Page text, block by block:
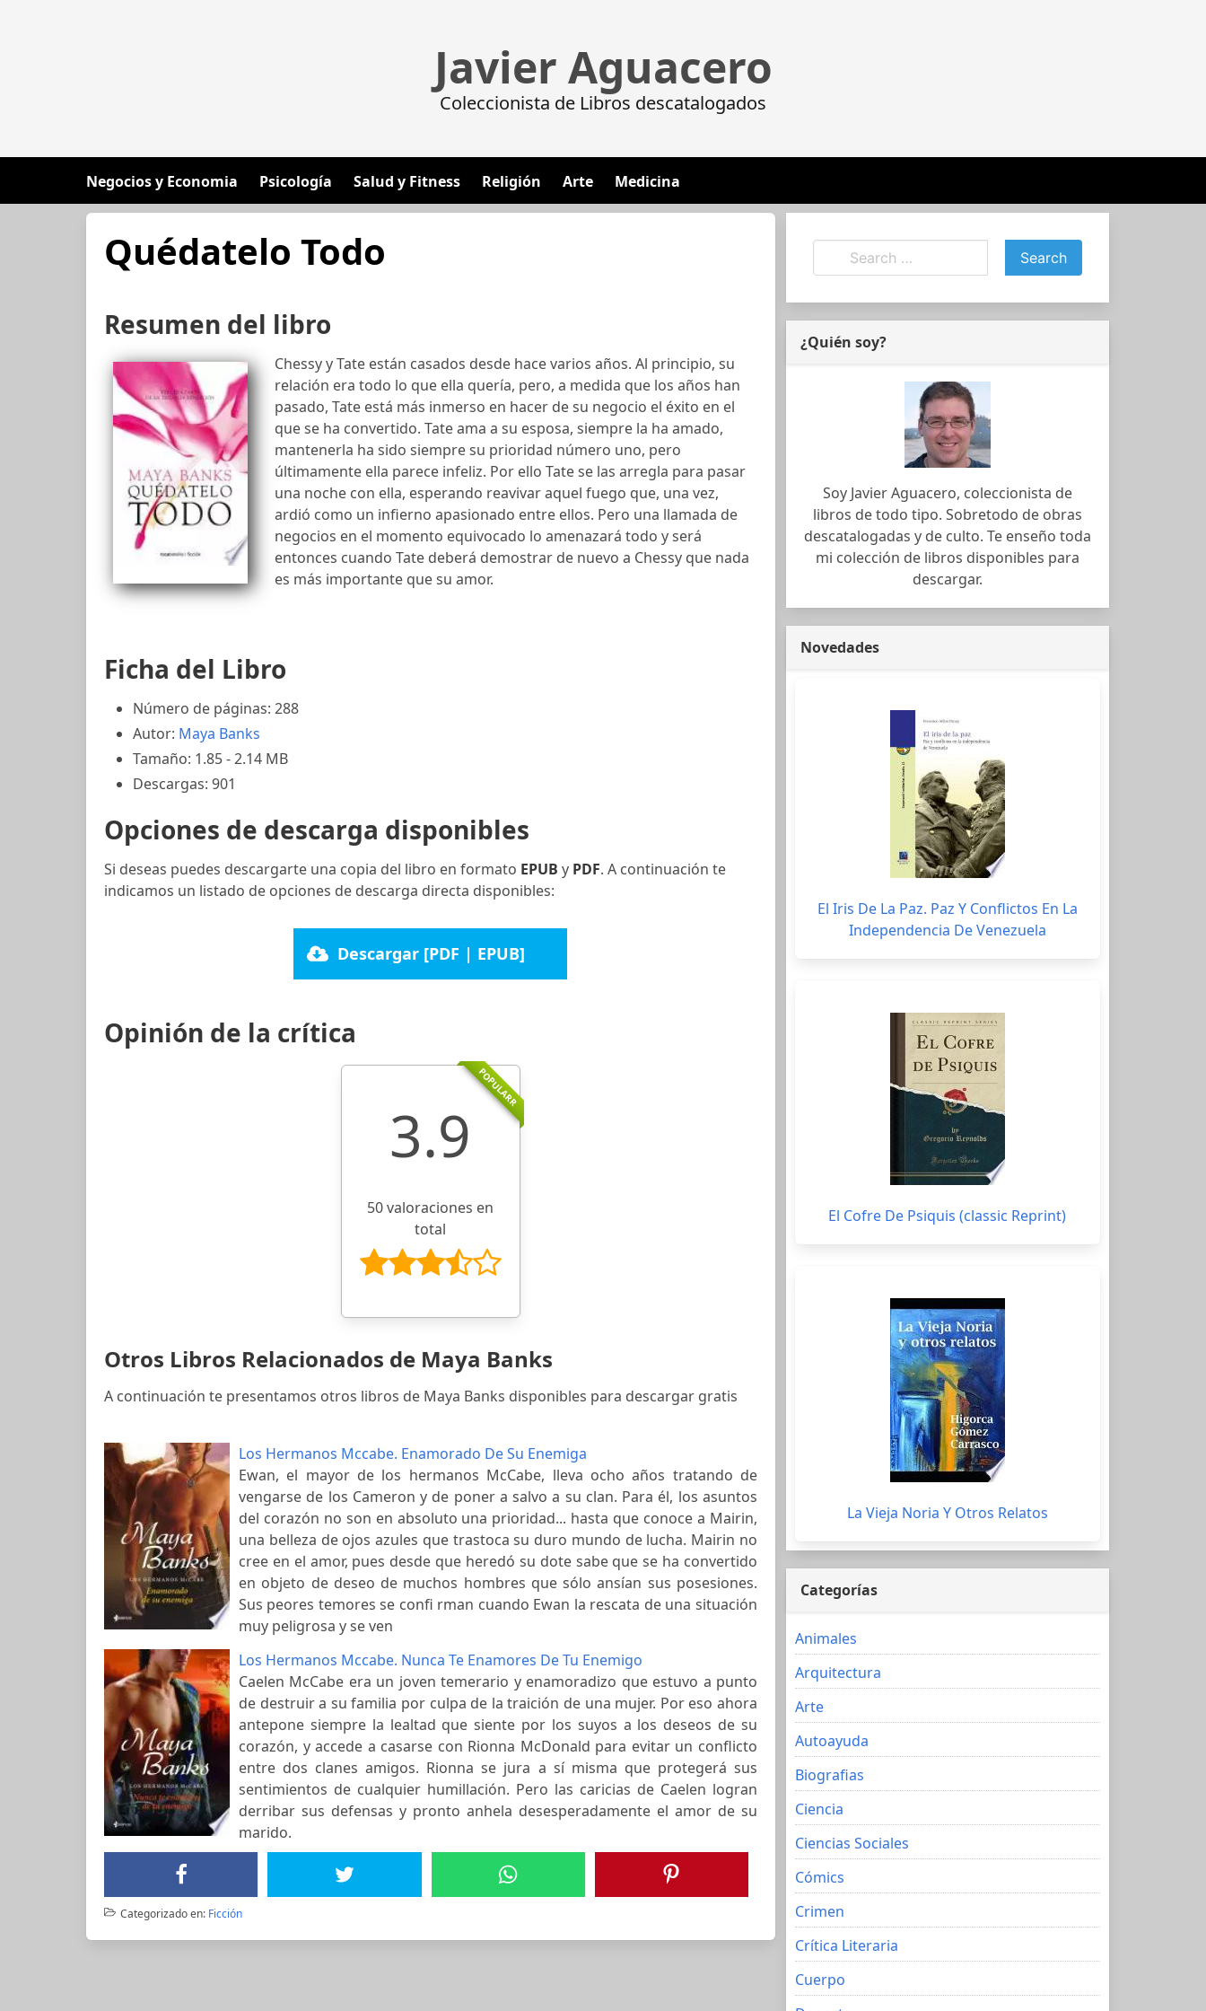
Javier Aguacero
Coleccionista de Libros descatalogados
Negocios y Economia Psicología Salud y Fitness Religión Arte Medicina
Quédatelo Todo
Resumen del libro
Chessy y Tate están casados desde hace varios años. Al principio, su
relación era todo lo que ella quería, pero, a medida que los años han
pasado, Tate está más inmerso en hacer de su negocio el éxito en el
que se ha convertido. Tate ama a su esposa, siempre la ha amado,
mantenerla ha sido siempre su prioridad número uno, pero
últimamente ella parece infeliz. Por ello Tate se las arregla para pasar
una noche con ella, esperando reavivar aquel fuego que, una vez,
ardió como un infierno apasionado entre ellos. Pero una llamada de
negocios en el momento equivocado lo amenazará todo y será
entonces cuando Tate deberá demostrar de nuevo a Chessy que nada
es más importante que su amor.
Ficha del Libro
Número de páginas: 288
Autor: Maya Banks
Tamaño: 1.85 - 2.14 MB
Descargas: 901
Opciones de descarga disponibles
Si deseas puedes descargarte una copia del libro en formato EPUB y PDF. A continuación te
indicamos un listado de opciones de descarga directa disponibles:
Descargar [PDF | EPUB]
Opinión de la crítica
POPULARR
3.9
50 valoraciones en
total
Otros Libros Relacionados de Maya Banks
A continuación te presentamos otros libros de Maya Banks disponibles para descargar gratis
Los Hermanos Mccabe. Enamorado De Su Enemiga
Ewan, el mayor de los hermanos McCabe, lleva ocho años tratando de
vengarse de los Cameron y de poner a salvo a su clan. Para él, los asuntos
del corazón no son en absoluto una prioridad... hasta que conoce a Mairin,
una belleza de ojos azules que trastoca su duro mundo de lucha. Mairin no
cree en el amor, pues desde que heredó su dote sabe que se ha convertido
en objeto de deseo de muchos hombres que sólo ansían sus posesiones.
Sus peores temores se confi rman cuando Ewan la rescata de una situación
muy peligrosa y se ven
Los Hermanos Mccabe. Nunca Te Enamores De Tu Enemigo
Caelen McCabe era un joven temerario y enamoradizo que estuvo a punto
de destruir a su familia por culpa de la traición de una mujer. Por eso ahora
antepone siempre la lealtad que siente por los suyos a los deseos de su
corazón, y accede a casarse con Rionna McDonald para evitar un conflicto
entre dos clanes amigos. Rionna se jura a sí misma que protegerá sus
sentimientos de cualquier humillación. Pero las caricias de Caelen logran
derribar sus defensas y pronto anhela desesperadamente el amor de su
marido.
Categorizado en: Ficción
¿Quién soy?
Soy Javier Aguacero, coleccionista de
libros de todo tipo. Sobretodo de obras
descatalogadas y de culto. Te enseño toda
mi colección de libros disponibles para
descargar.
Novedades
El Iris De La Paz. Paz Y Conflictos En La
Independencia De Venezuela
El Cofre De Psiquis (classic Reprint)
La Vieja Noria Y Otros Relatos
Categorías
Animales
Arquitectura
Arte
Autoayuda
Biografias
Ciencia
Ciencias Sociales
Cómics
Crimen
Crítica Literaria
Cuerpo